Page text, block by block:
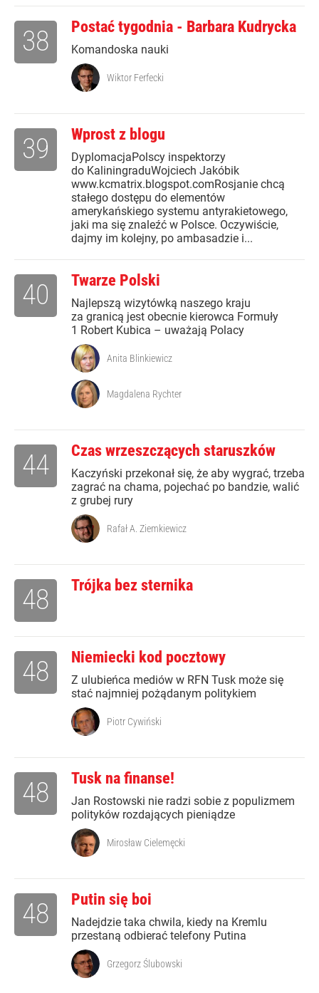
Postać tygodnia - Barbara Kudrycka
Komandoska nauki
38
Wiktor Ferfecki
Wprost z blogu
DyplomacjaPolscy inspektorzy
do KaliningraduWojciech Jakóbik
www.kcmatrix.blogspot.comRosjanie chcą
stałego dostępu do elementów
amerykańskiego systemu antyrakietowego,
jaki ma się znaleźć w Polsce. Oczywiście,
dajmy im kolejny, po ambasadzie i...
39
Twarze Polski
Najlepszą wizytówką naszego kraju
za granicą jest obecnie kierowca Formuły
1 Robert Kubica – uważają Polacy
40
Anita Blinkiewicz
Magdalena Rychter
Czas wrzeszczących staruszków
Kaczyński przekonał się, że aby wygrać, trzeba
zagrać na chama, pojechać po bandzie, walić
z grubej rury
44
Rafał A. Ziemkiewicz
Trójka bez sternika
48
Niemiecki kod pocztowy
Z ulubieńca mediów w RFN Tusk może się
stać najmniej pożądanym politykiem
48
Piotr Cywiński
Tusk na finanse!
Jan Rostowski nie radzi sobie z populizmem
polityków rozdających pieniądze
48
Mirosław Cielemęcki
Putin się boi
Nadejdzie taka chwila, kiedy na Kremlu
przestaną odbierać telefony Putina
48
Grzegorz Ślubowski